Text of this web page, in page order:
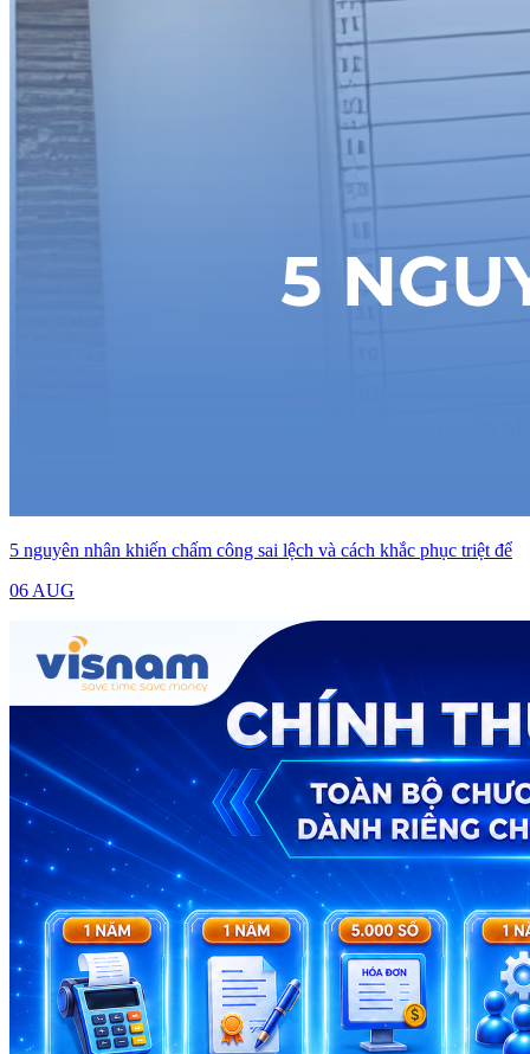
5 nguyên nhân khiến chấm công sai lệch và cách khắc phục triệt để
06 AUG